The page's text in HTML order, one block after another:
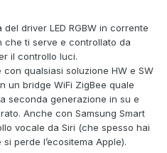
driver LED RGBW in corrente
che ti serve e controllato da
il controllo luci.
qualsiasi soluzione HW e SW
un bridge WiFi ZigBee quale
seconda generazione in su e
Anche con Samsung Smart
vocale da Siri (che spesso hai
perde l’ecositema Apple).